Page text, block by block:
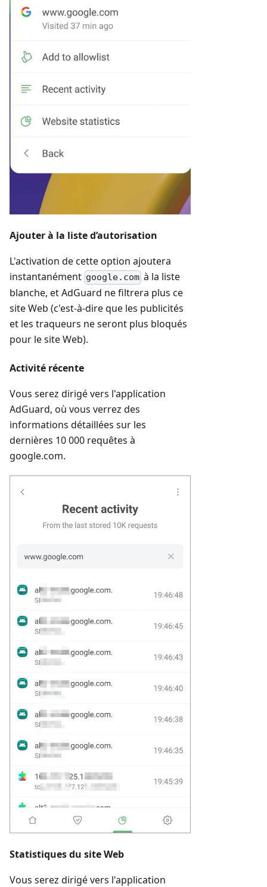
Ajouter à la liste d’autorisation
L'activation de cette option ajoutera
instantanément google.com à la liste
blanche, et AdGuard ne filtrera plus ce
site Web (c'est-à-dire que les publicités
et les traqueurs ne seront plus bloqués
pour le site Web).
Activité récente
Vous serez dirigé vers l'application
AdGuard, où vous verrez des
informations détaillées sur les
dernières 10 000 requêtes à
google.com.
Statistiques du site Web
Vous serez dirigé vers l'application